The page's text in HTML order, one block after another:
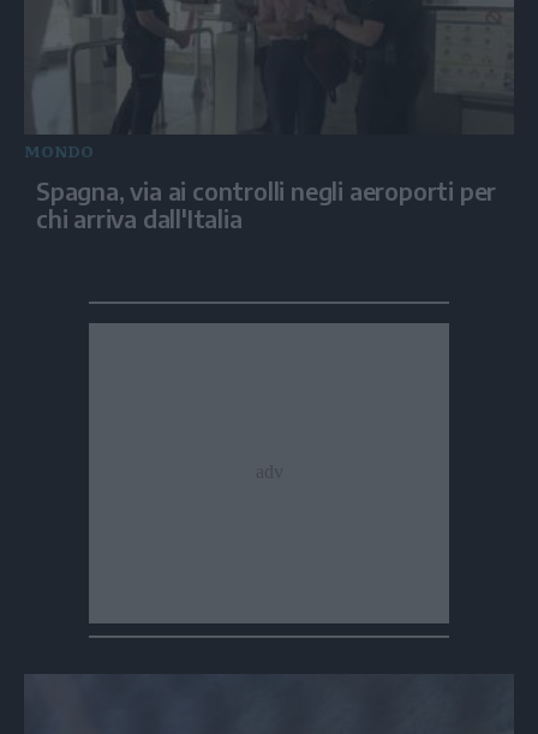
MONDO
Spagna, via ai controlli negli aeroporti per
chi arriva dall'Italia